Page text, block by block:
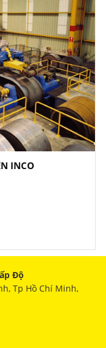
INCO
Độ
Tp Hồ Chí Minh,